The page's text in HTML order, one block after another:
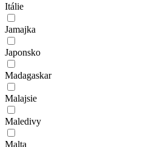
Itálie
Jamajka
Japonsko
Madagaskar
Malajsie
Maledivy
Malta